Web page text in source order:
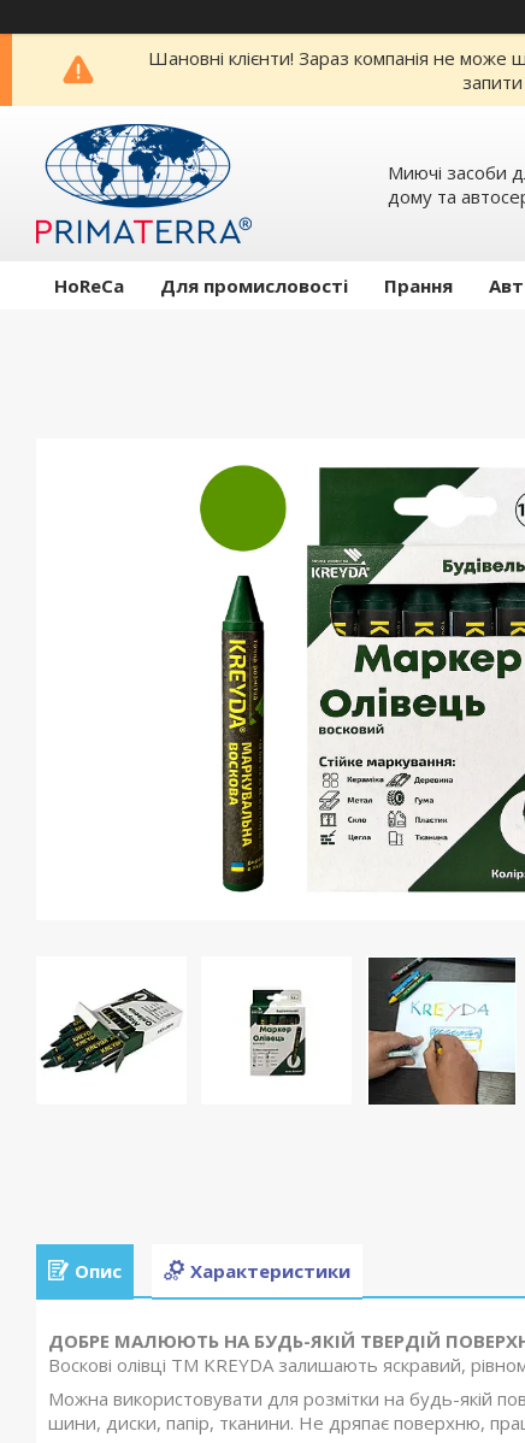
Шановні клієнти! Зараз компанія не
Миючi засоби
дому та
HoReCa Для промисловості Прання
Опис Характеристики
ДОБРЕ МАЛЮЮТЬ НА БУДЬ-ЯКІЙ ТВЕРДІЙ
Воскові олівці ТМ KREYDA залишають яскравий,
Можна використовувати для розмітки на будь-якій
шини, диски, папір, тканини. Не дряпає поверхню,